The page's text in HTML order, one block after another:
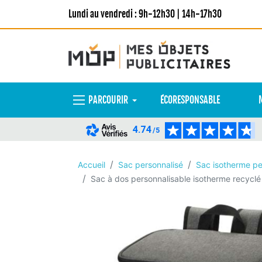
Lundi au vendredi : 9h-12h30 | 14h-17h30
PARCOURIR ÉCORESPONSABLE
4.74/5
Accueil Sac personnalisé
Sac isotherme
Sac à dos personnalisable isotherme